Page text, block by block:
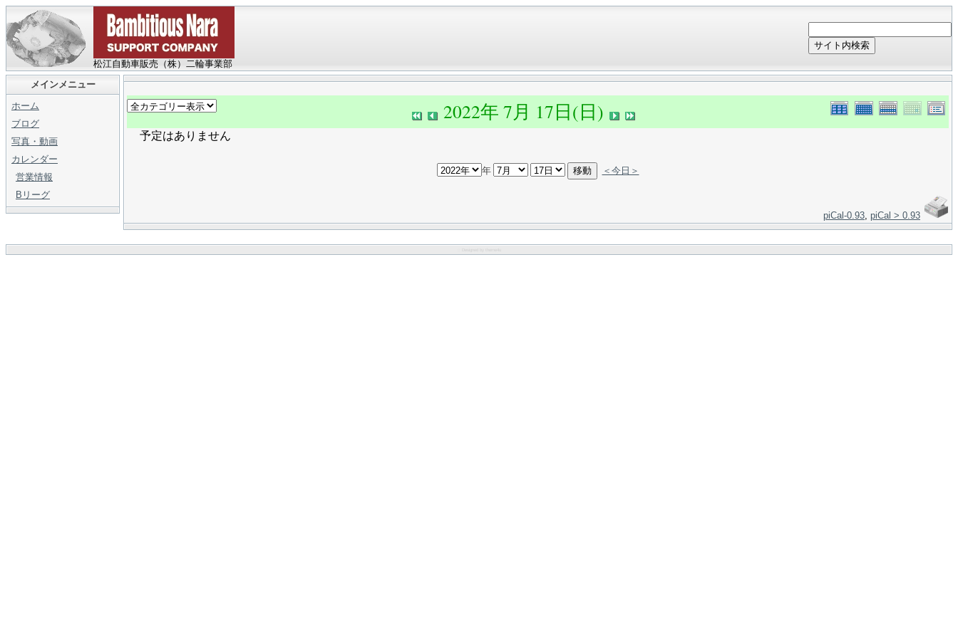
松江自動車販売（株）二輪事業部
サイト内検索
メインメニュー
ホーム
ブログ
写真・動画
カレンダー
営業情報
Bリーグ
2022年 7月 17日(日)
予定はありません
年 ＜今日＞
piCal-0.93, piCal > 0.93